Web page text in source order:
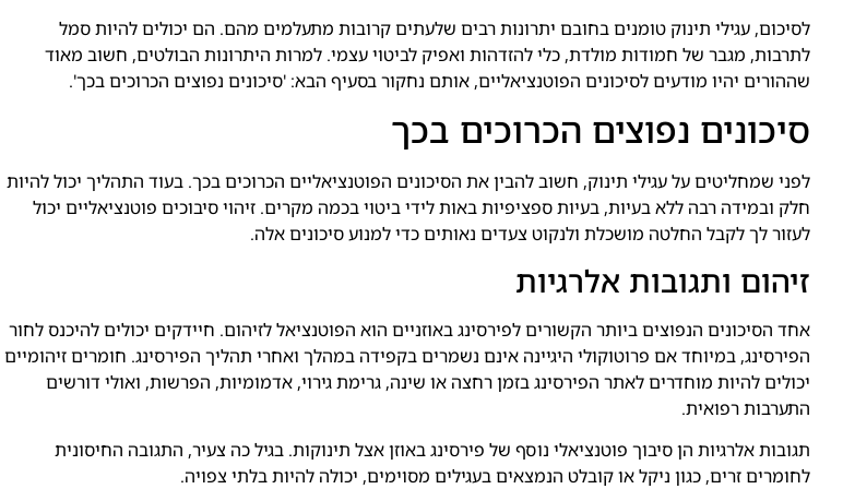
לסיכום, עגילי תינוק טומנים בחובם יתרונות רבים שלעתים קרובות מתעלמים מהם. הם יכולים להיות סמל
לתרבות, מגבר של חמודות מולדת, כלי להזדהות ואפיק לביטוי עצמי. למרות היתרונות הבולטים, חשוב מאוד
שההורים יהיו מודעים לסיכונים הפוטנציאליים, אותם נחקור בסעיף הבא: 'סיכונים נפוצים הכרוכים בכך'.
סיכונים נפוצים הכרוכים בכך
לפני שמחליטים על עגילי תינוק, חשוב להבין את הסיכונים הפוטנציאליים הכרוכים בכך. בעוד התהליך יכול להיות
חלק ובמידה רבה ללא בעיות, בעיות ספציפיות באות לידי ביטוי בכמה מקרים. זיהוי סיבוכים פוטנציאליים יכול
לעזור לך לקבל החלטה מושכלת ולנקוט צעדים נאותים כדי למנוע סיכונים אלה.
זיהום ותגובות אלרגיות
אחד הסיכונים הנפוצים ביותר הקשורים לפירסינג באוזניים הוא הפוטנציאל לזיהום. חיידקים יכולים להיכנס לחור
הפירסינג, במיוחד אם פרוטוקולי היגיינה אינם נשמרים בקפידה במהלך ואחרי תהליך הפירסינג. חומרים זיהומיים
יכולים להיות מוחדרים לאתר הפירסינג בזמן רחצה או שינה, גרימת גירוי, אדמומיות, הפרשות, ואולי דורשים
התערבות רפואית.
תגובות אלרגיות הן סיבוך פוטנציאלי נוסף של פירסינג באוזן אצל תינוקות. בגיל כה צעיר, התגובה החיסונית
לחומרים זרים, כגון ניקל או קובלט הנמצאים בעגילים מסוימים, יכולה להיות בלתי צפויה.